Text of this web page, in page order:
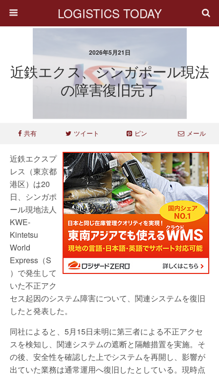
LOGISTICS TODAY
2026年5月21日
近鉄エクス、シンガポール現法
の障害復旧完了
共有 ツイート ピン メール
近鉄エクスプ
レス（東京都
港区）は20
日、シンガポ
ール現地法人
KWE-
Kintetsu
World
Express（S
）で発生して
いた不正アク
セス起因のシステム障害について、関連システムを復旧
したと発表した。
同社によると、5月15日未明に第三者による不正アクセ
スを検知し、関連システムの遮断と隔離措置を実施。そ
の後、安全性を確認した上でシステムを再開し、影響が
出ていた業務は通常運用へ復旧したとしている。現時点